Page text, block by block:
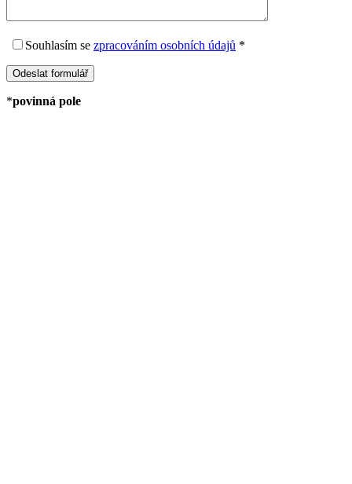
Souhlasím se zpracováním osobních údajů *
*povinná pole